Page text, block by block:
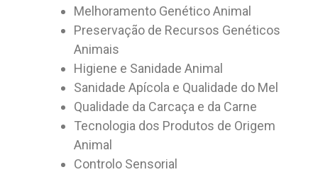
Melhoramento Genético Animal
Preservação de Recursos Genéticos
Animais
Higiene e Sanidade Animal
Sanidade Apícola e Qualidade do Mel
Qualidade da Carcaça e da Carne
Tecnologia dos Produtos de Origem
Animal
Controlo Sensorial